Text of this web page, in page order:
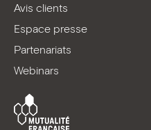
Avis clients
Espace presse
Partenariats
Webinars